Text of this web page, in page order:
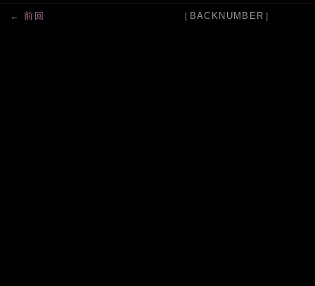
← 前回 ［BACKNUMBER］